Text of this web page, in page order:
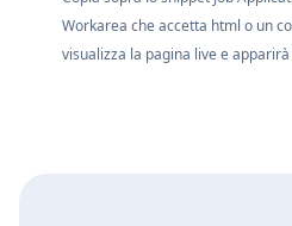
Workarea che accetta html o un
visualizza la pagina live e